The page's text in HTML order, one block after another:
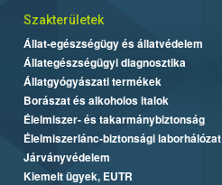
Szakterületek
Állat-egészségügy és állatvédelem
Állategészségügyi diagnosztika
Állatgyógyászati termékek
Borászat és alkoholos italok
Élelmiszer- és takarmánybiztonság
Élelmiszerlánc-biztonsági laborhálózat
Járványvédelem
Kiemelt ügyek, EUTR